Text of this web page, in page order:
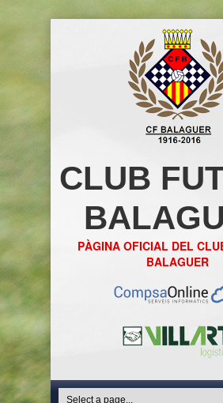
CLUB
PÀGINA OFICIAL DEL
BALAGUER